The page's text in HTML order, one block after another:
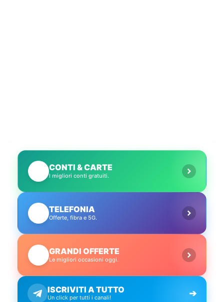
CONTI & CARTE
I migliori conti gratuiti.
TELEFONIA
Offerte, fibra e 5G.
GRANDI OFFERTE
Le migliori occasioni oggi.
ISCRIVITI A TUTTO
Un click per tutti i canali! ➔